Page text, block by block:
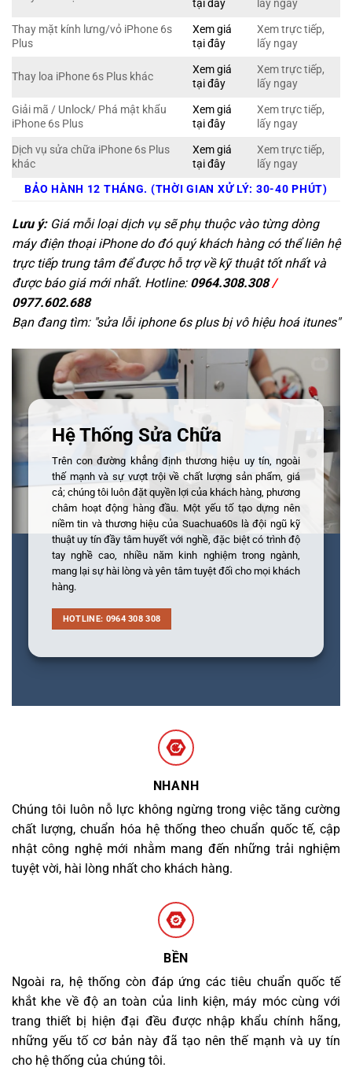
tại đây
lấy ngay
Thay mặt kính lưng/vỏ iPhone 6s
Plus
Xem giá
tại đây
Xem trực tiếp,
lấy ngay
Thay loa iPhone 6s Plus khác
Xem giá
tại đây
Xem trực tiếp,
lấy ngay
Giải mã / Unlock/ Phá mật khẩu
iPhone 6s Plus
Xem giá
tại đây
Xem trực tiếp,
lấy ngay
Dịch vụ sửa chữa iPhone 6s Plus
khác
Xem giá
tại đây
Xem trực tiếp,
lấy ngay
BẢO HÀNH 12 THÁNG. (THỜI GIAN XỬ LÝ: 30-40 PHÚT)
Lưu ý:Giá mỗi loại dịch vụ sẽ phụ thuộc vào từng dòng
máy điện thoại iPhone do đó quý khách hàng có thể liên hệ
trực tiếp trung tâm để được hỗ trợ về kỹ thuật tốt nhất và
được báo giá mới nhất. Hotline: 0964.308.308/
0977.602.688
Bạn đang tìm: "sửa lỗi iphone 6s plus bị vô hiệu hoá itunes"
Hệ Thống Sửa Chữa
Trên con đường khẳng định thương hiệu uy tín, ngoài
thế mạnh và sự vượt trội về chất lượng sản phẩm, giá
cả; chúng tôi luôn đặt quyền lợi của khách hàng, phương
châm hoạt động hàng đầu. Một yếu tố tạo dựng nên
niềm tin và thương hiệu của Suachua60s là đội ngũ kỹ
thuật uy tín đầy tâm huyết với nghề, đặc biệt có trình độ
tay nghề cao, nhiều năm kinh nghiệm trong ngành,
mang lại sự hài lòng và yên tâm tuyệt đối cho mọi khách
hàng.
HOTLINE: 0964 308 308
NHANH
Chúng tôi luôn nỗ lực không ngừng trong việc tăng cường
chất lượng, chuẩn hóa hệ thống theo chuẩn quốc tế, cập
nhật công nghệ mới nhằm mang đến những trải nghiệm
tuyệt vời, hài lòng nhất cho khách hàng.
BỀN
Ngoài ra, hệ thống còn đáp ứng các tiêu chuẩn quốc tế
khắt khe về độ an toàn của linh kiện, máy móc cùng với
trang thiết bị hiện đại đều được nhập khẩu chính hãng,
những yếu tố cơ bản này đã tạo nên thế mạnh và uy tín
cho hệ thống của chúng tôi.